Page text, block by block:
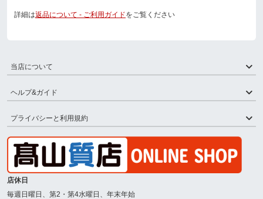
詳細は返品について - ご利用ガイドをご覧ください
当店について
ヘルプ&ガイド
プライバシーと利用規約
店休日
毎週日曜日、第2・第4水曜日、年末年始